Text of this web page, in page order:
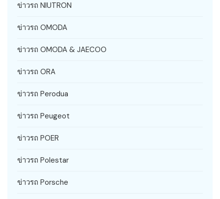
ข่าวรถ NIUTRON
ข่าวรถ OMODA
ข่าวรถ OMODA & JAECOO
ข่าวรถ ORA
ข่าวรถ Perodua
ข่าวรถ Peugeot
ข่าวรถ POER
ข่าวรถ Polestar
ข่าวรถ Porsche